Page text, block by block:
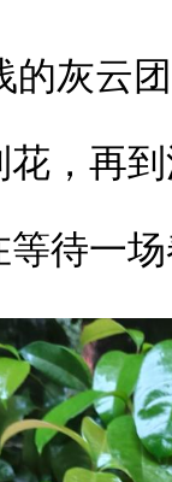
的灰云
，再
待一